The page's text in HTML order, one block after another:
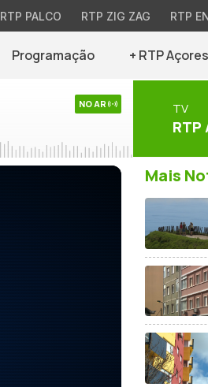
RTP PALCO RTP ZIG ZAG RTP
Programação + RTP Açores
NO AR TV
RTP
Mais